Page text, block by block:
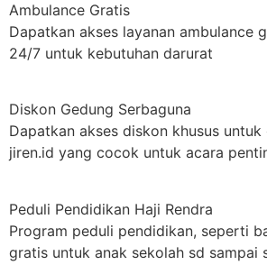
Ambulance Gratis
Dapatkan akses layanan ambulance
24/7 untuk kebutuhan darurat
Diskon Gedung Serbaguna
Dapatkan akses diskon khusus
jiren.id yang cocok untuk acara
Peduli Pendidikan Haji Rendra
Program peduli pendidikan, seperti
gratis untuk anak sekolah sd sampai